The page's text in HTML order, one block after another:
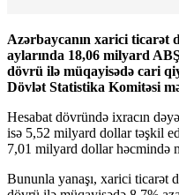
Azərbaycanın xarici ticarət
aylarında 18,06 milyard
dövrü ilə müqayisədə cari
Dövlət Statistika Komitəsi
Hesabat dövründə ixracın
isə 5,52 milyard dollar təşkil
7,01 milyard dollar həcmində
Bununla yanaşı, xarici ticarət